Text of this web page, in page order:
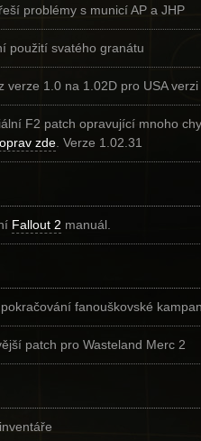
problémy s municí AP a JHP
použití svatého granátu
verze 1.0 na 1.02D pro USA
F2 patch opravující mnoho
zde . Verze 1.02.31
Fallout 2 manuál.
fanouškovské
patch pro Wasteland Merc 2